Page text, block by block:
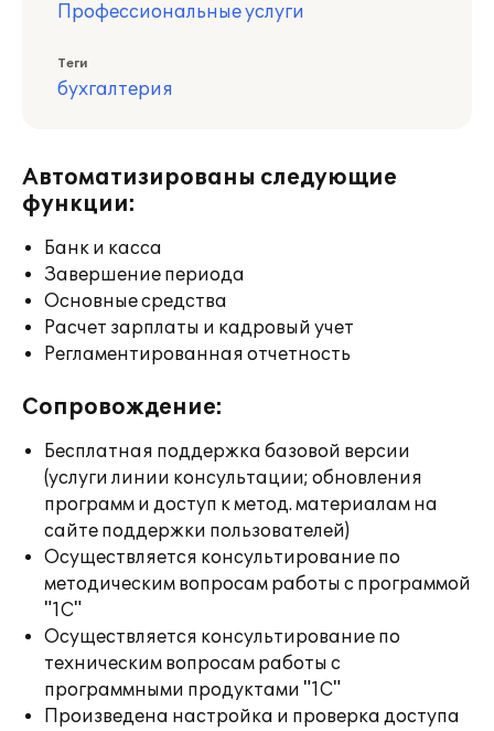
Профессиональные услуги
Теги
бухгалтерия
Автоматизированы следующие
функции:
Банк и касса
Завершение периода
Основные средства
Расчет зарплаты и кадровый учет
Регламентированная отчетность
Сопровождение:
Бесплатная поддержка базовой версии
(услуги линии консультации; обновления
программ и доступ к метод. материалам на
сайте поддержки пользователей)
Осуществляется консультирование по
методическим вопросам работы с программой
"1С"
Осуществляется консультирование по
техническим вопросам работы с
программными продуктами "1С"
Произведена настройка и проверка доступа